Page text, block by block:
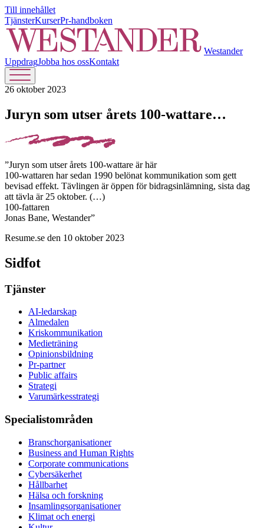
Till innehållet
TjänsterKurserPr-handboken
Westander
UppdragJobba hos ossKontakt
26 oktober 2023
Juryn som utser årets 100-wattare…
”Juryn som utser årets 100-wattare är här
100-wattaren har sedan 1990 belönat kommunikation som gett
bevisad effekt. Tävlingen är öppen för bidragsinlämning, sista dag
att tävla är 25 oktober. (…)
100-fattaren
Jonas Bane, Westander”
Resume.se den 10 oktober 2023
Sidfot
Tjänster
AI-ledarskap
Almedalen
Kris­kommunikation
Medieträning
Opinionsbildning
Pr-partner
Public affairs
Strategi
Varumärkesstrategi
Specialistområden
Branschorganisationer
Business and Human Rights
Corporate communications
Cybersäkerhet
Hållbarhet
Hälsa och forskning
Insamlingsorganisationer
Klimat och energi